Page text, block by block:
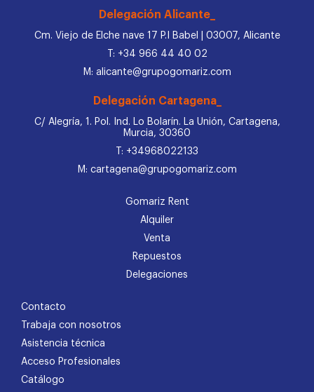
Delegación Alicante_
Cm. Viejo de Elche nave 17 P.I Babel | 03007, Alicante
T: +34 966 44 40 02
M: alicante@grupogomariz.com
Delegación Cartagena_
C/ Alegría, 1. Pol. Ind. Lo Bolarín. La Unión, Cartagena,
Murcia, 30360
T: +34968022133
M: cartagena@grupogomariz.com
Gomariz Rent
Alquiler
Venta
Repuestos
Delegaciones
Contacto
Trabaja con nosotros
Asistencia técnica
Acceso Profesionales
Catálogo